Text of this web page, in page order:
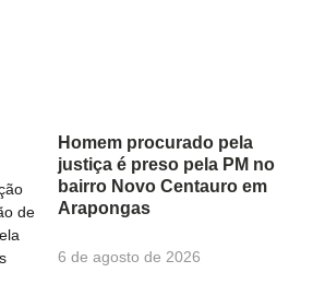
Homem procurado pela
justiça é preso pela PM no
bairro Novo Centauro em
Arapongas
6 de agosto de 2026